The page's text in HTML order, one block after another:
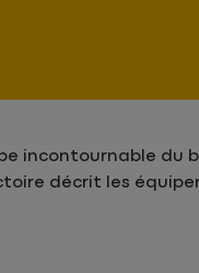
incontournable du
décrit les